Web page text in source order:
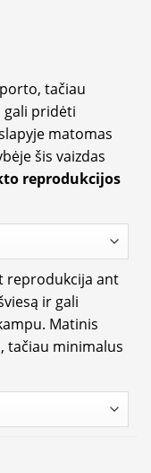
tačiau
gali pridėti
matomas
šis vaizdas
reprodukcijos
reprodukcija ant
ir gali
Matinis
tačiau minimalus